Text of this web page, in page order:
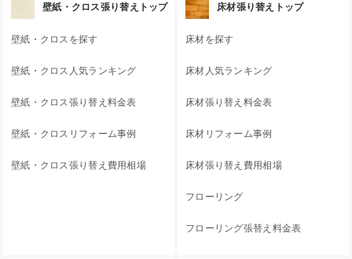
壁紙・クロス張り替えトップ
壁紙・クロスを探す
壁紙・クロス人気ランキング
壁紙・クロス張り替え料金表
壁紙・クロスリフォーム事例
壁紙・クロス張り替え費用相場
床材張り替えトップ
床材を探す
床材人気ランキング
床材張り替え料金表
床材リフォーム事例
床材張り替え費用相場
フローリング
フローリング張替え料金表